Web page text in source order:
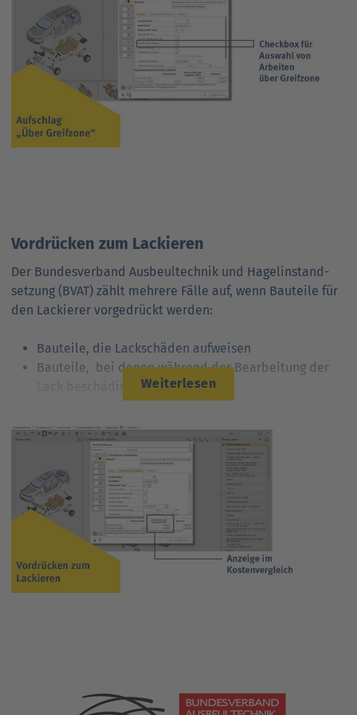
extra Positionierung der Werk­zeuge und so weiter.
Diese vom BVAT genannten Arbeits­werte sind in
SilverDAT 3 fest hinterlegt. Sie finden diese Angaben im
Bereich Kalkulation im Abschnitt Arbeits­lohn transparent
aufgeführt.
Zur Vergrößerung des Screenshots bitte direkt auf die
Vordrücken zum Lackieren
Der Bundesverband Ausbeul­technik und Hagel­instand­
setzung (BVAT) zählt mehrere Fälle auf, wenn Bau­teile für
den Lackierer vorge­drückt werden:
Weiterlesen
Bauteile, die Lack­schäden aufweisen
Bauteile, bei denen während der Bearbeitung der
Lack beschädigt wird
oder aber wenn die Art der Dellen nicht zu 100
Prozent zu beheben oder nicht wirt­schaft­lich zu
bearbeiten sind
Ziel hierfür ist es, den nachfol­genden Auftrag von
Spachtel­masse weit­gehend zu vermeiden. Die Ober­fläche
sollte so gedrückt werden, dass sie mit einer Kombi­
nation von Füller und Ober­flächen­lackierung oder maxi­
mal mit der Erneu­erung von < 50% des Lack­auf­baus
auskommt. Dafür gibt es einen Abschlag auf den AW-
Listen­wert.
Zur Vergrößerung des Screenshots bitte direkt auf die